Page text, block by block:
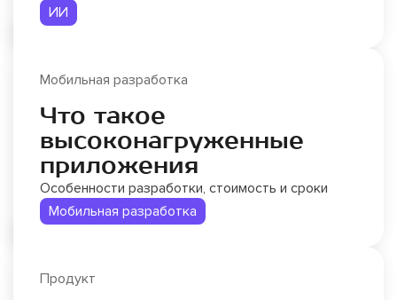
ИИ
Мобильная разработка
Что такое
высоконагруженные
приложения
Особенности разработки, стоимость и сроки
Мобильная разработка
Продукт